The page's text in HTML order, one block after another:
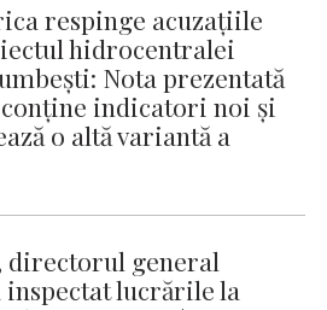
respinge acuzațiile
hidrocentralei
Nota prezentată
conține indicatori noi și
o altă variantă a
directorul general
inspectat lucrările la